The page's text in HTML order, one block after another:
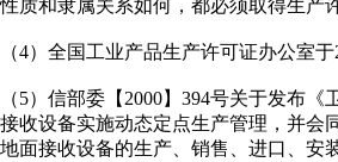
性质和隶属关系如何，都必须取得生产
（4）全国工业产品生产许可证办公室
（5）信部委【2000】394号关于发布
接收设备实施动态定点生产管理，并会
地面接收设备的生产、销售、进口、安